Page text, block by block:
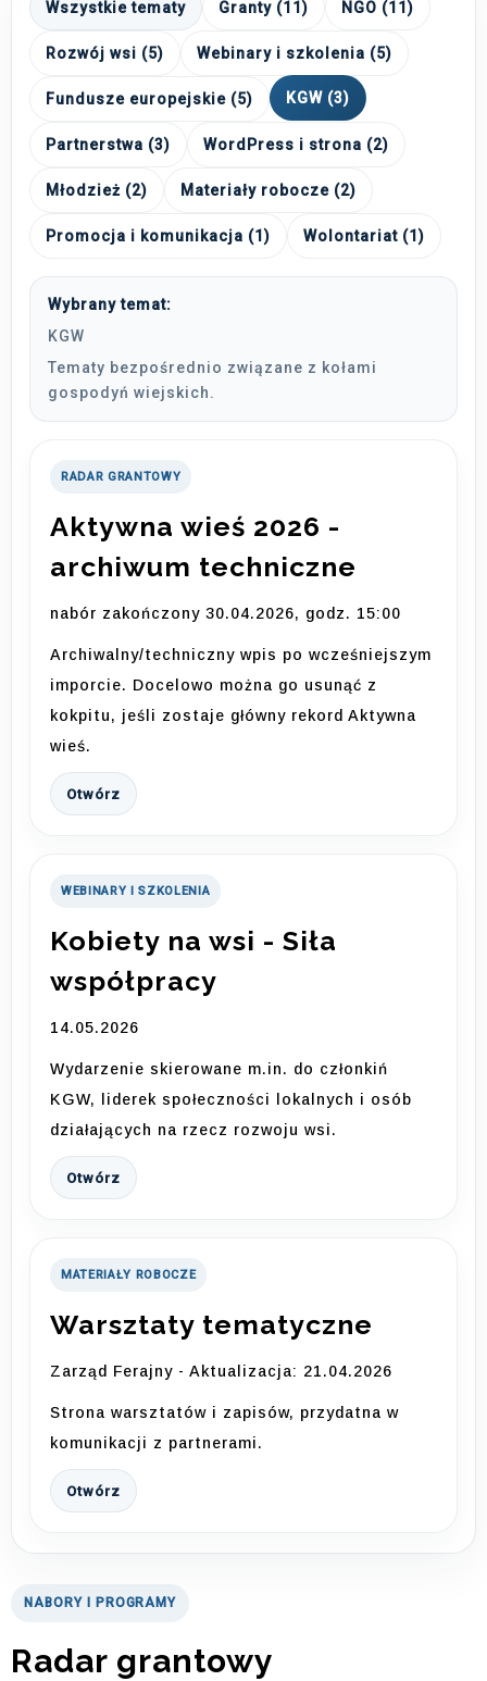
Wszystkie tematy Granty (11) NGO (11)
Rozwój wsi (5) Webinary i szkolenia (5)
Fundusze europejskie (5) KGW (3)
Partnerstwa (3) WordPress i strona (2)
Młodzież (2) Materiały robocze (2)
Promocja i komunikacja (1) Wolontariat (1)
Wybrany temat:
KGW
Tematy bezpośrednio związane z kołami
gospodyń wiejskich.
RADAR GRANTOWY
Aktywna wieś 2026 -
archiwum techniczne
nabór zakończony 30.04.2026, godz. 15:00
Archiwalny/techniczny wpis po wcześniejszym
imporcie. Docelowo można go usunąć z
kokpitu, jeśli zostaje główny rekord Aktywna
wieś.
Otwórz
WEBINARY I SZKOLENIA
Kobiety na wsi - Siła
współpracy
14.05.2026
Wydarzenie skierowane m.in. do członkiń
KGW, liderek społeczności lokalnych i osób
działających na rzecz rozwoju wsi.
Otwórz
MATERIAŁY ROBOCZE
Warsztaty tematyczne
Zarząd Ferajny - Aktualizacja: 21.04.2026
Strona warsztatów i zapisów, przydatna w
komunikacji z partnerami.
Otwórz
NABORY I PROGRAMY
Radar grantowy